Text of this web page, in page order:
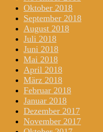
Oktober 2018
September 2018
August 2018
Juli 2018
Juni 2018
Mai 2018
April 2018
März 2018
Februar 2018
Januar 2018
Dezember 2017
November 2017